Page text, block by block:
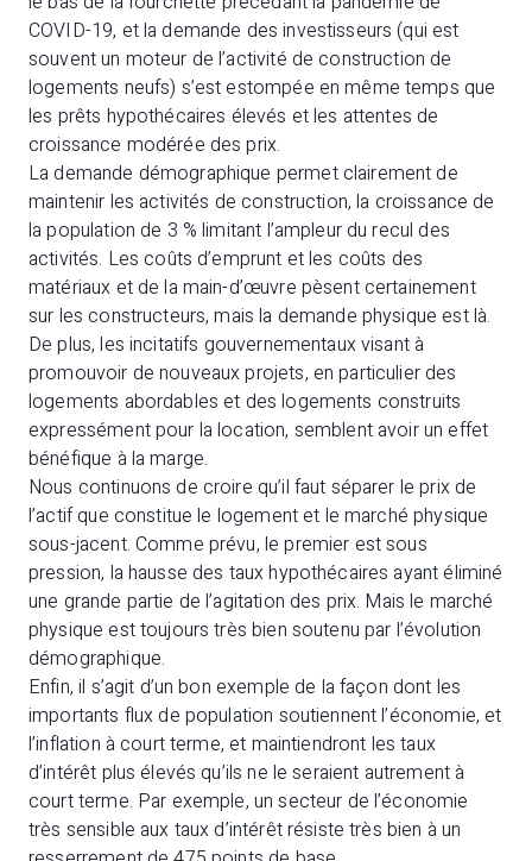
COVID-19, et la demande des investisseurs (qui est
souvent un moteur de l’activité de construction de
logements neufs) s’est estompée en même temps que
les prêts hypothécaires élevés et les attentes de
croissance modérée des prix.
La demande démographique permet clairement de
maintenir les activités de construction, la croissance de
la population de 3 % limitant l’ampleur du recul des
activités. Les coûts d’emprunt et les coûts des
matériaux et de la main-d’œuvre pèsent certainement
sur les constructeurs, mais la demande physique est là.
De plus, les incitatifs gouvernementaux visant à
promouvoir de nouveaux projets, en particulier des
logements abordables et des logements construits
expressément pour la location, semblent avoir un effet
bénéfique à la marge.
Nous continuons de croire qu’il faut séparer le prix de
l’actif que constitue le logement et le marché physique
sous-jacent. Comme prévu, le premier est sous
pression, la hausse des taux hypothécaires ayant éliminé
une grande partie de l’agitation des prix. Mais le marché
physique est toujours très bien soutenu par l’évolution
démographique.
Enfin, il s’agit d’un bon exemple de la façon dont les
importants flux de population soutiennent l’économie, et
l’inflation à court terme, et maintiendront les taux
d’intérêt plus élevés qu’ils ne le seraient autrement à
court terme. Par exemple, un secteur de l’économie
très sensible aux taux d’intérêt résiste très bien à un